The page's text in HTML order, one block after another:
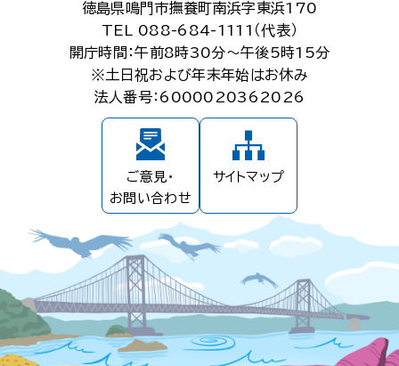
徳島県鳴門市撫養町南浜字東浜170
TEL 088-684-1111（代表）
開庁時間：午前8時30分～午後5時15分
※土日祝および年末年始はお休み
法人番号：6000020362026
ご意見・
お問い合わせ
サイトマップ